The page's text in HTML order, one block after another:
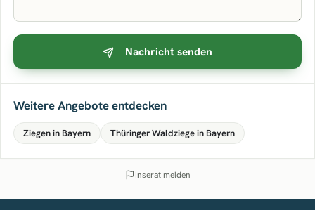
Nachricht senden
Weitere Angebote entdecken
Ziegen in Bayern Thüringer Waldziege in Bayern
Inserat melden